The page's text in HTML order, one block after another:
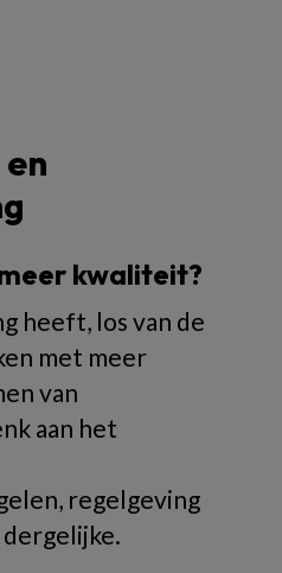
kwaliteit?
heeft, los van de
met meer
van
aan het
regelgeving